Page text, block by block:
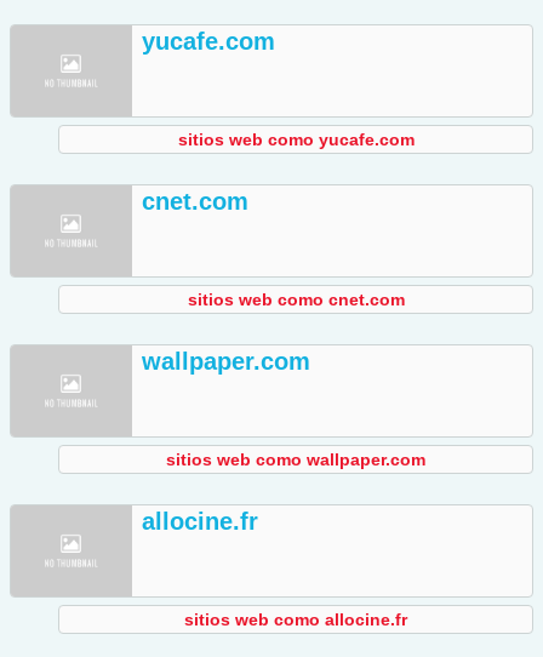
yucafe.com
sitios web como yucafe.com
cnet.com
sitios web como cnet.com
wallpaper.com
sitios web como wallpaper.com
allocine.fr
sitios web como allocine.fr